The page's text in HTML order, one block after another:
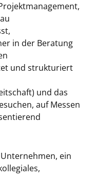
in der Beratung
und strukturiert
und das
auf Messen
ein